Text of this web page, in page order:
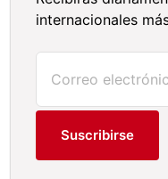
internacionales
Suscribirse